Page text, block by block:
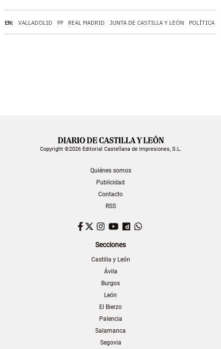
EN: VALLADOLID PP REAL MADRID JUNTA DE CASTILLA Y LEÓN POLÍTICA
Copyright ©2026 Editorial Castellana de Impresiones, S.L.
Quiénes somos
Publicidad
Contacto
RSS
Facebook
TwitterInstagram
YouTubeDailymotion
Secciones
Castilla y León
Ávila
Burgos
León
El Bierzo
Palencia
Salamanca
Segovia